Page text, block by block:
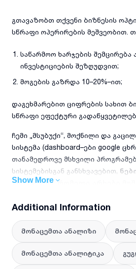
გთავაზობთ თქვენი ბიზნესის
სწრაფი ოპერირების მეშვეობით.
საწარმოო ხარჯების შემცირება
ინვესტიციების შეზღუდვით;
მოგების გაზრდა 10–20%–ით;
დაგეხმარებით ციფრების სახით
სწრაფი ეფექტური
ჩემი „მსუბუქი“, მოქნილი და
სისტემა (dashboard–ები google
თანამედროვე მსხვილი
სისტემებისგან განსხვავებით,
გიჩვენებთ, რომელი არხები
თქვენს სასწრაფო ყურადღებას.
ფასი დამოკიდებულია მონაცემთა
ანგარიშგების სირთულეზე.
დაახლოებით 150–200 ლარიდან.
dashboard–ი google sheets–სა ან
Show More
Additional Information
მონაცემთა ანალიზი
მონაცემთა ანალიტიკა